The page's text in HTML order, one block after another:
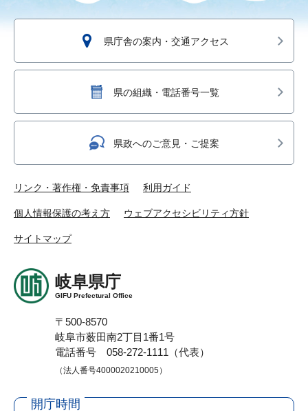
県庁舎の案内・交通アクセス
県の組織・電話番号一覧
県政へのご意見・ご提案
リンク・著作権・免責事項 利用ガイド
個人情報保護の考え方 ウェブアクセシビリティ方針
サイトマップ
岐阜県庁
GIFU Prefectural Office
〒500-8570
岐阜市薮田南2丁目1番1号
電話番号 058-272-1111（代表）
（法人番号4000020210005）
開庁時間